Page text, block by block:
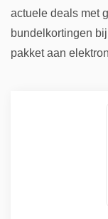
actuele deals met
bundelkortingen
pakket aan